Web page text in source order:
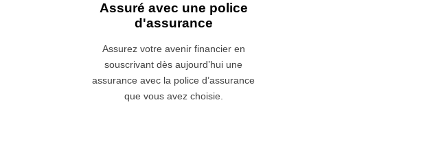
Assuré avec une police
d'assurance
Assurez votre avenir financier en
souscrivant dès aujourd’hui une
assurance avec la police d’assurance
que vous avez choisie.